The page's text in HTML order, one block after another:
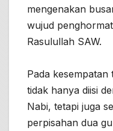
mengenakan
wujud
Rasulullah SAW.
Pada
tidak hanya diisi
Nabi, tetapi juga
perpisahan dua